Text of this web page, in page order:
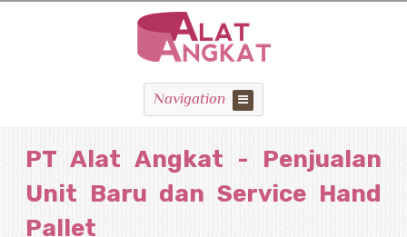
Navigation
PT Alat Angkat - Penjualan
Unit Baru dan Service Hand
Pallet